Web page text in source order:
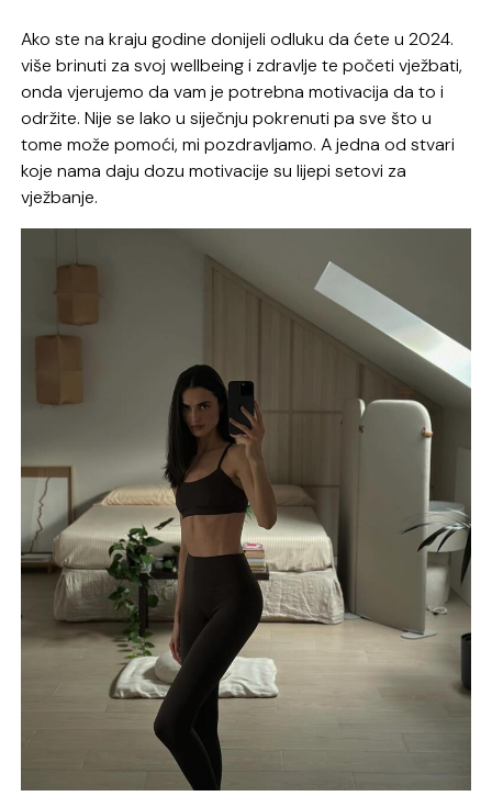
Ako ste na kraju godine donijeli odluku da ćete u 2024.
više brinuti za svoj wellbeing i zdravlje te početi vježbati,
onda vjerujemo da vam je potrebna motivacija da to i
održite. Nije se lako u siječnju pokrenuti pa sve što u
tome može pomoći, mi pozdravljamo. A jedna od stvari
koje nama daju dozu motivacije su lijepi setovi za
vježbanje.